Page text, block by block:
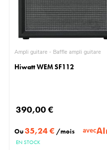
Ampli guitare - Baffle ampli guitare
Hiwatt WEM SF112
390,00 €
Ou35,24 € /mois avec
EN STOCK